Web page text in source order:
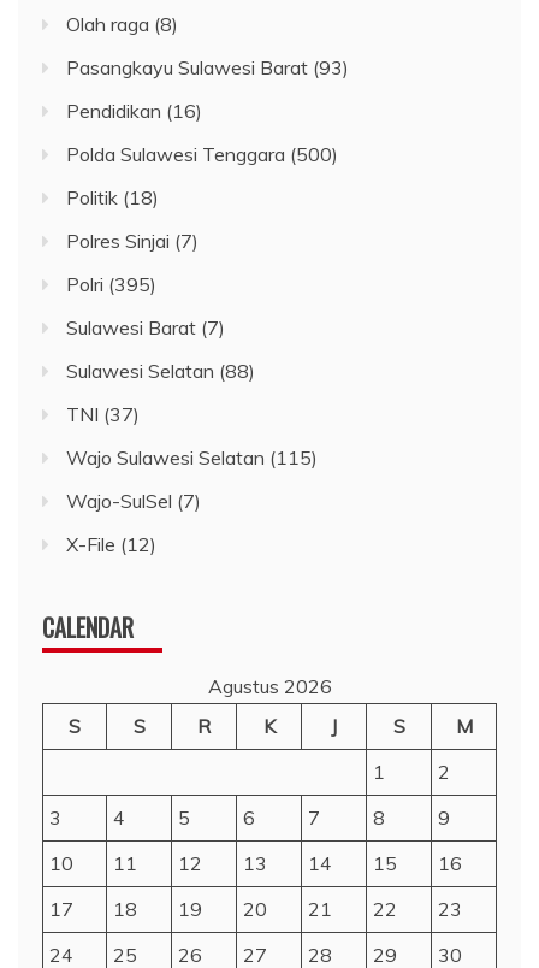
Olah raga (8)
Pasangkayu Sulawesi Barat (93)
Pendidikan (16)
Polda Sulawesi Tenggara (500)
Politik (18)
Polres Sinjai (7)
Polri (395)
Sulawesi Barat (7)
Sulawesi Selatan (88)
TNI (37)
Wajo Sulawesi Selatan (115)
Wajo-SulSel (7)
X-File (12)
CALENDAR
Agustus 2026
S
S R K J S
M
1
2
3
4 5 6 7 8
9
10
11 12 13 14 15
16
17
18 19 20 21 22
23
24
25 26 27 28 29
30